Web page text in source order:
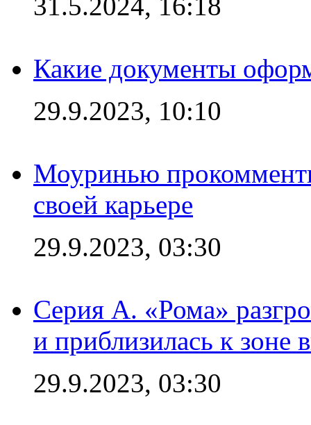
Какие документы
29.9.2023, 10:10
Моуринью
своей карьере
29.9.2023, 03:30
Серия А. «Рома»
и приблизилась к зоне
29.9.2023, 03:30